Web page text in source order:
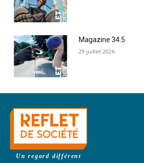
Magazine 34.5
29 juillet 2026
Un regard différent